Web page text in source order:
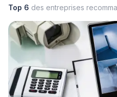
Top 6 des entreprises